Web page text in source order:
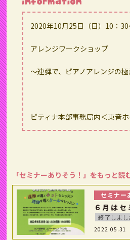
2020年10月25日（日）10：
アレンジワークショップ
〜連弾で、ピアノアレンジの
ピティナ本部事務局内＜東音
「セミナーありそう！」をもっと読
セミナー
６月はセ
終了しまし
2022.05.31